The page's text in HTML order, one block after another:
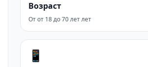
Возраст
От от 18 до 70 лет лет
📱